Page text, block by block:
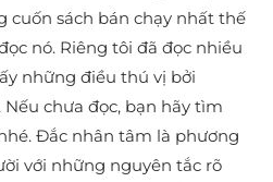
sách bán chạy nhất thế
nó. Riêng tôi đã đọc nhiều
những điều thú vị bởi
chưa đọc, bạn hãy tìm
Đắc nhân tâm là phương
với những nguyên tắc rõ